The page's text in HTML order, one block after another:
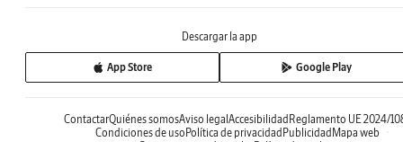
Descargar la app
App Store Google Play
ContactarQuiénes somosAviso legalAccesibilidadReglamento UE 2024/
Condiciones de usoPolítica de privacidadPublicidadMapa web